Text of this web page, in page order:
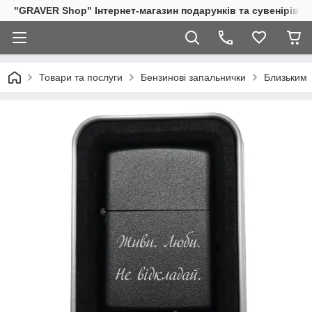
"GRAVER Shop" Інтернет-магазин подарунків та сувенірів
Товари та послуги Бензинові запальнички Близьким